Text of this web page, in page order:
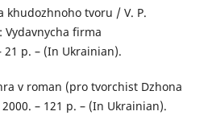
khudozhnoho tvoru / V. P.
Vydavnycha firma
21 p. – (In Ukrainian).
v roman (pro tvorchist Dzhona
– 121 p. – (In Ukrainian).